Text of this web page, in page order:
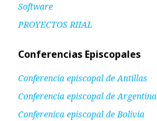
Software
PROYECTOS RIIAL
Conferencias Episcopales
Conferencia episcopal de Antillas
Conferencia episcopal de Argentina
Conferenica episcopal de Bolivia